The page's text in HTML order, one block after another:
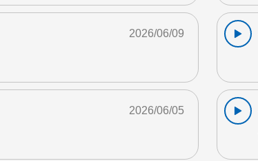
2026/06/09
2026/06/05